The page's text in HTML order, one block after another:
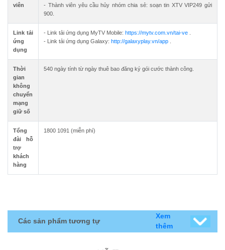
viên
- Thành viên yêu cầu hủy nhóm chia sẻ: soạn tin XTV VIP249 gửi
900.
Link tải
ứng
dụng
- Link tải ứng dụng MyTV Mobile: https://mytv.com.vn/tai-ve .
- Link tải ứng dụng Galaxy: http://galaxyplay.vn/app .
Thời
gian
không
chuyển
mạng
giữ số
540 ngày tính từ ngày thuê bao đăng ký gói cước thành công.
Tổng
đài hỗ
trợ
khách
hàng
1800 1091 (miễn phí)
Các sản phẩm tương tự
Xem
thêm